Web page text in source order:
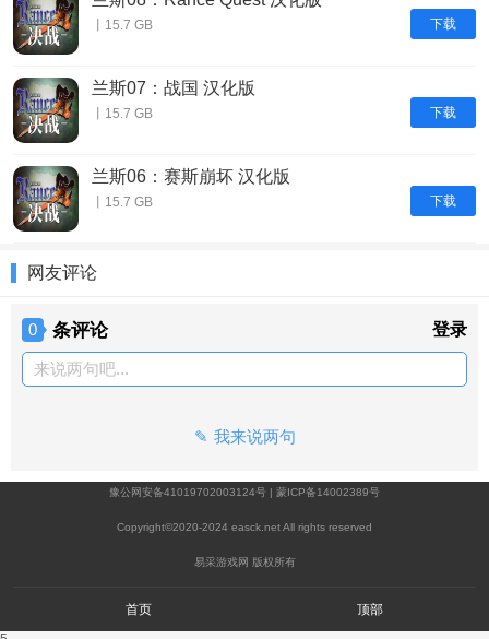
下载
丨15.7 GB
下载
兰斯07：战国 汉化版
丨15.7 GB
下载
兰斯06：赛斯崩坏 汉化版
丨15.7 GB
网友评论
0 条评论 登录
来说两句吧...
我来说两句
豫公网安备41019702003124号 | 蒙ICP备14002389号
Copyright©2020-2024 easck.net All rights reserved
易采游戏网 版权所有
首页
顶部